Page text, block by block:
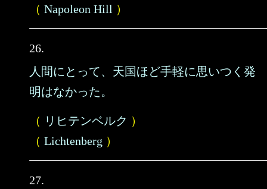
（ Napoleon Hill ）
26.
人間にとって、天国ほど手軽に思いつく発
明はなかった。
（ リヒテンベルク ）
（ Lichtenberg ）
27.